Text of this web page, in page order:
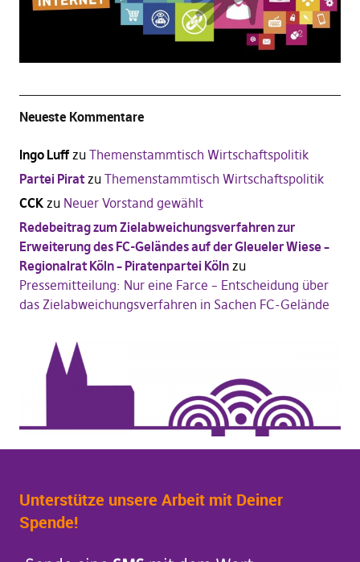
Neueste Kommentare
Ingo Luffzu Themenstammtisch Wirtschaftspolitik
Partei Piratzu Themenstammtisch Wirtschaftspolitik
CCKzu Neuer Vorstand gewählt
Redebeitrag zum Zielabweichungsverfahren zur
Erweiterung des FC-Geländes auf der Gleueler Wiese –
Regionalrat Köln – Piratenpartei Kölnzu
Pressemitteilung: Nur eine Farce – Entscheidung über
das Zielabweichungsverfahren in Sachen FC-Gelände
Unterstütze unsere Arbeit mit Deiner
Spende!